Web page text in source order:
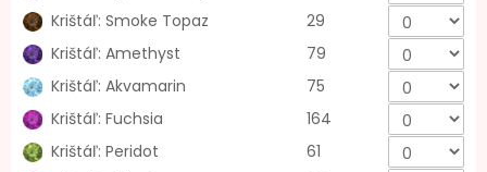
Krištáľ: Smoke Topaz
29
Krištáľ: Amethyst
79
Krištáľ: Akvamarin
75
Krištáľ: Fuchsia
164
Krištáľ: Peridot
61